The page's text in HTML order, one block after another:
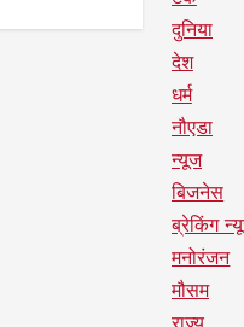
दुनिया
देश
धर्म
नौएडा
न्यूज
बिजनेस
ब्रेकिंग
मनोरंजन
मौसम
राज्य